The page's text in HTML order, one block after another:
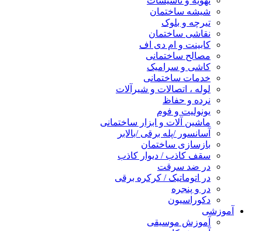
شیشه ساختمان
تیرچه و بلوک
نقاشی ساختمان
کابینت و ام دی اف
مصالح ساختمانی
کاشی و سرامیک
خدمات ساختمانی
لوله ، اتصالات و شیرآلات
نرده و حفاظ
یونولیت و فوم
ماشین آلات و ابزار ساختمانی
آسانسور /پله برقی /بالابر
بازسازی ساختمان
سقف کاذب / دیوار کاذب
در ضد سرقت
در اتوماتیک / کرکره برقی
در و پنجره
دکوراسیون
آموزشی
آموزش موسیقی